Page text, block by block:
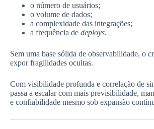
o número de usuários;
o volume de dados;
a complexidade das integrações;
a frequência de deploys.
Sem uma base sólida de observabilidade, o
expor fragilidades ocultas.
Com visibilidade profunda e correlação de
passa a escalar com mais previsibilidade,
e confiabilidade mesmo sob expansão